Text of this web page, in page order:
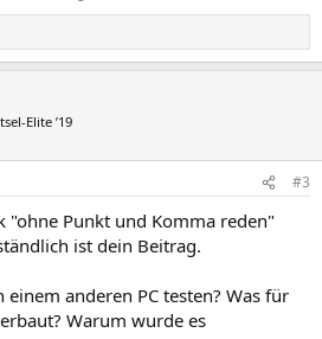
Elite ’19
#3
"ohne Punkt und Komma reden"
ist dein Beitrag.
anderen PC testen? Was für
Warum wurde es